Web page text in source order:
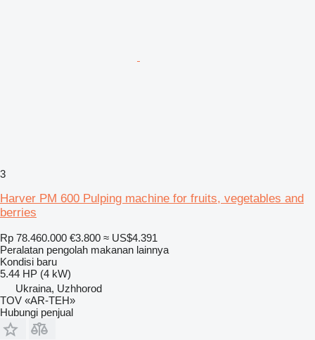
3
Harver PM 600 Pulping machine for fruits, vegetables and
berries
Rp 78.460.000 €3.800 ≈ US$4.391
Peralatan pengolah makanan lainnya
Kondisi baru
5.44 HP (4 kW)
Ukraina, Uzhhorod
TOV «AR-TEH»
Hubungi penjual